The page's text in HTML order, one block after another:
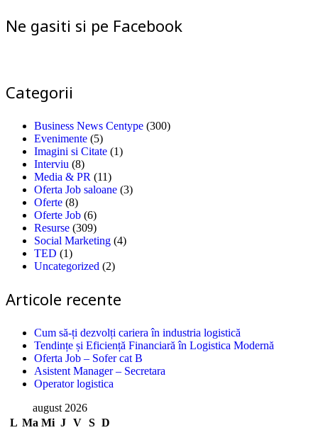
Ne gasiti si pe Facebook
Categorii
Business News Centype (300)
Evenimente (5)
Imagini si Citate (1)
Interviu (8)
Media & PR (11)
Oferta Job saloane (3)
Oferte (8)
Oferte Job (6)
Resurse (309)
Social Marketing (4)
TED (1)
Uncategorized (2)
Articole recente
Cum să-ți dezvolți cariera în industria logistică
Tendințe și Eficiență Financiară în Logistica Modernă
Oferta Job – Sofer cat B
Asistent Manager – Secretara
Operator logistica
august 2026
L Ma Mi J V S D